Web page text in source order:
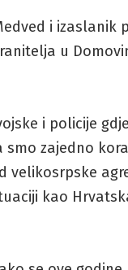
i izaslanik
u
i policije
zajedno
kao